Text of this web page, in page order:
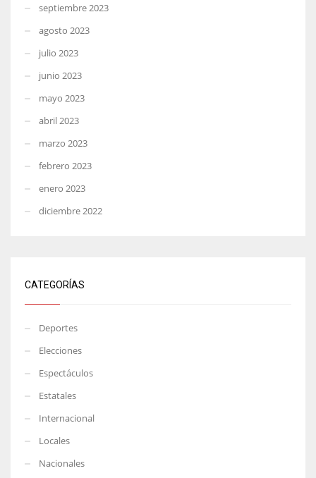
septiembre 2023
agosto 2023
julio 2023
junio 2023
mayo 2023
abril 2023
marzo 2023
febrero 2023
enero 2023
diciembre 2022
CATEGORÍAS
Deportes
Elecciones
Espectáculos
Estatales
Internacional
Locales
Nacionales